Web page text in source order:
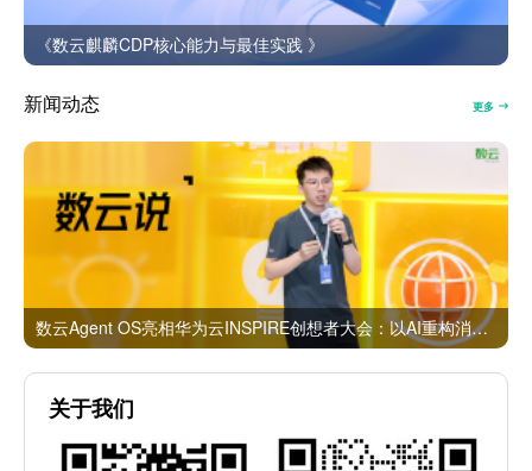
《数云麒麟CDP核心能力与最佳实践 》
新闻动态 更多
数云Agent OS亮相华为云INSPIRE创想者大会：以AI重构消费者运营与零售营销新范式
关于我们